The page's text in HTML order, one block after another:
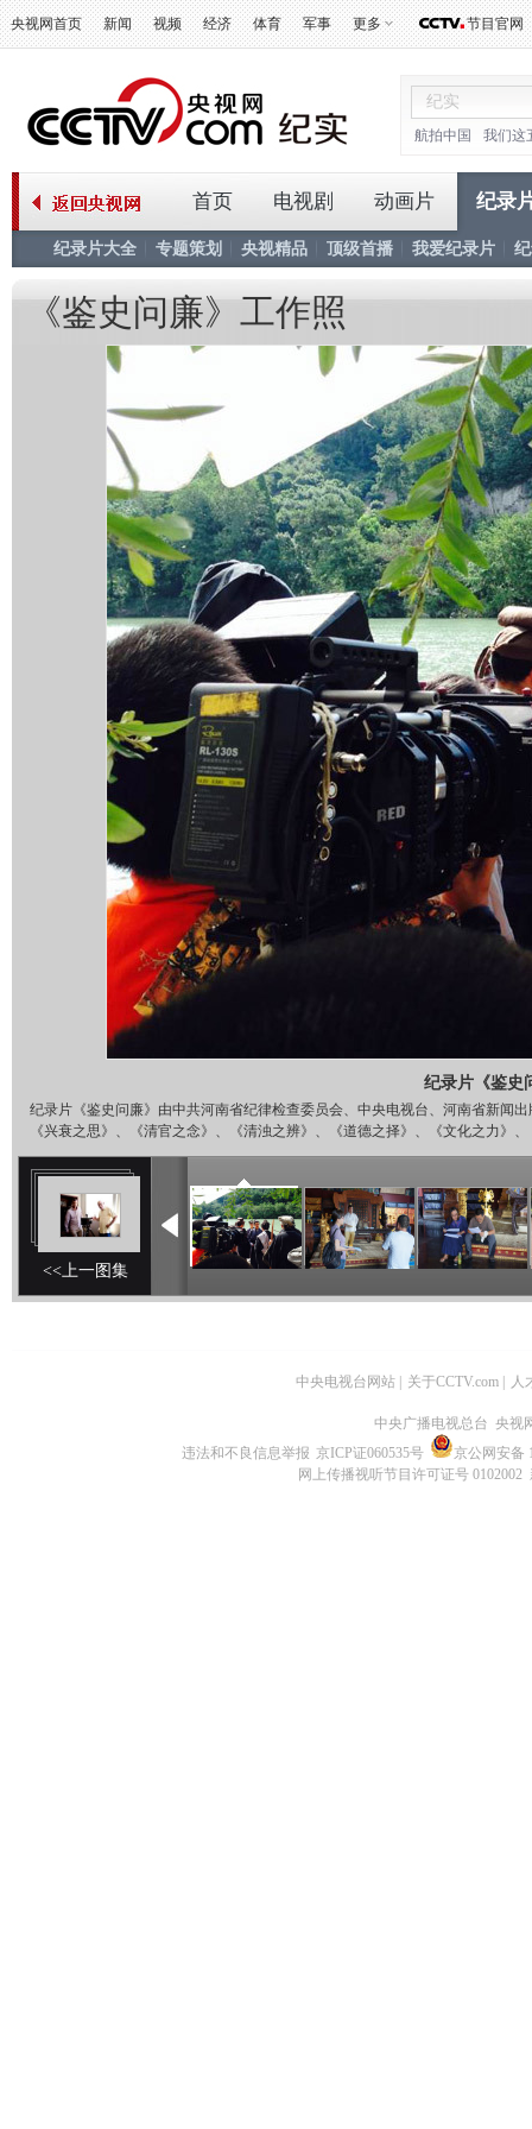
央视网首页 新闻 视频 经济 体育 军事 更多 节目官网
航拍中国 我们这
首页 电视剧 动画片 纪录
纪录片大全 专题策划 央视精品 顶级首播 我爱纪录片
《鉴史问廉》工作照
纪录片《鉴史
纪录片《鉴史问廉》由中共河南省纪律检查委员会、中央电视台、河南省新闻
《兴衰之思》、《清官之念》、《清浊之辨》、《道德之择》、《文化之力》
<<上一图集
中央电视台网站 关于CCTV.com 人
中央广播电视总台 央视
违法和不良信息举报 京ICP证060535号
京公网安备
网上传播视听节目许可证号 0102002